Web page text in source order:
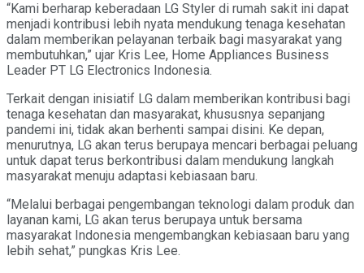
“Kami berharap keberadaan LG Styler di rumah sakit ini dapat
menjadi kontribusi lebih nyata mendukung tenaga kesehatan
dalam memberikan pelayanan terbaik bagi masyarakat yang
membutuhkan,” ujar Kris Lee, Home Appliances Business
Leader PT LG Electronics Indonesia.
Terkait dengan inisiatif LG dalam memberikan kontribusi bagi
tenaga kesehatan dan masyarakat, khususnya sepanjang
pandemi ini, tidak akan berhenti sampai disini. Ke depan,
menurutnya, LG akan terus berupaya mencari berbagai peluang
untuk dapat terus berkontribusi dalam mendukung langkah
masyarakat menuju adaptasi kebiasaan baru.
“Melalui berbagai pengembangan teknologi dalam produk dan
layanan kami, LG akan terus berupaya untuk bersama
masyarakat Indonesia mengembangkan kebiasaan baru yang
lebih sehat,” pungkas Kris Lee.